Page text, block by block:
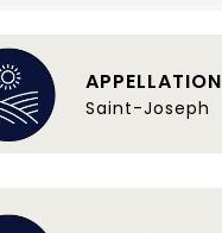
APPELLATION
Saint-Joseph